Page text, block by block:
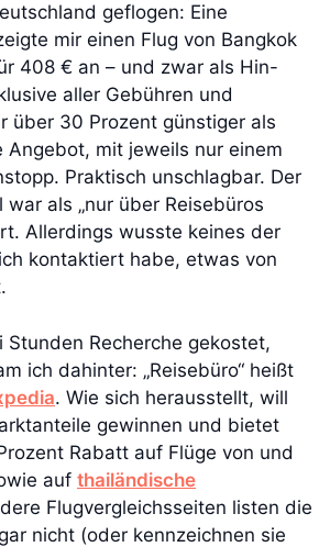
geflogen: Eine
mir einen Flug von Bangkok
408 € an – und zwar als Hin-
aller Gebühren und
über 30 Prozent günstiger als
Angebot, mit jeweils nur einem
Praktisch unschlagbar. Der
war als „nur über Reisebüros
Allerdings wusste keines der
kontaktiert habe, etwas von
Stunden Recherche gekostet,
ich dahinter: „Reisebüro“ heißt
. Wie sich herausstellt, will
gewinnen und bietet
Rabatt auf Flüge von und
auf thailändische
Flugvergleichsseiten listen die
nicht (oder kennzeichnen sie